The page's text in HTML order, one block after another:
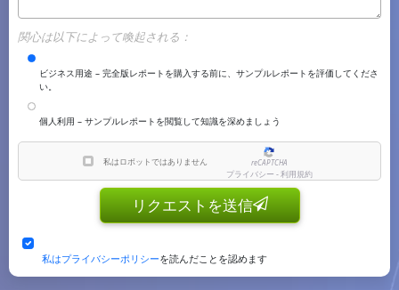
関心は以下によって喚起される：
ビジネス用途 – 完全版レポートを購入する前に、サンプルレポートを評価してくださ
い。
個人利用 – サンプルレポートを閲覧して知識を深めましょう
私はロボットではありません reCAPTCHA
プライバシー - 利用規約
リクエストを送信
私はプライバシーポリシーを読んだことを認めます